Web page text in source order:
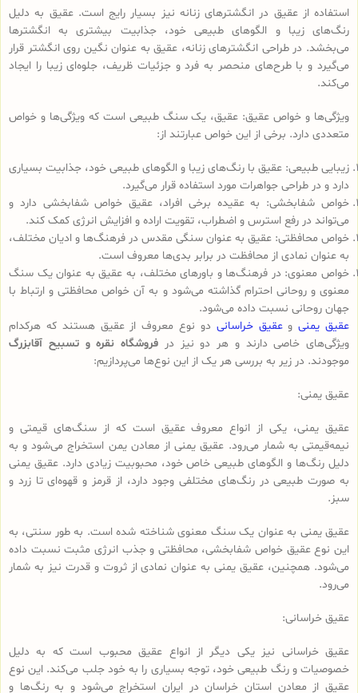
استفاده از عقیق در انگشترهای زنانه نیز بسیار رایج است. عقیق به دلیل
رنگ‌های زیبا و الگوهای طبیعی خود، جذابیت بیشتری به انگشترها
می‌بخشد. در طراحی انگشترهای زنانه، عقیق به عنوان نگین روی انگشتر قرار
می‌گیرد و با طرح‌های منحصر به فرد و جزئیات ظریف، جلوه‌ای زیبا را ایجاد
می‌کند.
ویژگی‌ها و خواص عقیق: عقیق، یک سنگ طبیعی است که ویژگی‌ها و خواص
متعددی دارد. برخی از این خواص عبارتند از:
زیبایی طبیعی: عقیق با رنگ‌های زیبا و الگوهای طبیعی خود، جذابیت بسیاری
دارد و در طراحی جواهرات مورد استفاده قرار می‌گیرد.
خواص شفابخشی: به عقیده برخی افراد، عقیق خواص شفابخشی دارد و
می‌تواند در رفع استرس و اضطراب، تقویت اراده و افزایش انرژی کمک کند.
خواص محافظتی: عقیق به عنوان سنگی مقدس در فرهنگ‌ها و ادیان مختلف،
به عنوان نمادی از محافظت در برابر بدی‌ها معروف است.
خواص معنوی: در فرهنگ‌ها و باورهای مختلف، به عقیق به عنوان یک سنگ
معنوی و روحانی احترام گذاشته می‌شود و به آن خواص محافظتی و ارتباط با
جهان روحانی نسبت داده می‌شود.
عقیق یمنیوعقیق خراسانی دو نوع معروف از عقیق هستند که هرکدام
ویژگی‌های خاصی دارند و هر دو نیز در فروشگاه نقره و تسبیح آقابزرگ
موجودند. در زیر به بررسی هر یک از این نوع‌ها می‌پردازیم:
عقیق یمنی:
عقیق یمنی، یکی از انواع معروف عقیق است که از سنگ‌های قیمتی و
نیمه‌قیمتی به شمار می‌رود. عقیق یمنی از معادن یمن استخراج می‌شود و به
دلیل رنگ‌ها و الگوهای طبیعی خاص خود، محبوبیت زیادی دارد. عقیق یمنی
به صورت طبیعی در رنگ‌های مختلفی وجود دارد، از قرمز و قهوه‌ای تا زرد و
سبز.
عقیق یمنی به عنوان یک سنگ معنوی شناخته شده است. به طور سنتی، به
این نوع عقیق خواص شفابخشی، محافظتی و جذب انرژی مثبت نسبت داده
می‌شود. همچنین، عقیق یمنی به عنوان نمادی از ثروت و قدرت نیز به شمار
می‌رود.
عقیق خراسانی:
عقیق خراسانی نیز یکی دیگر از انواع عقیق محبوب است که به دلیل
خصوصیات و رنگ طبیعی خود، توجه بسیاری را به خود جلب می‌کند. این نوع
عقیق از معادن استان خراسان در ایران استخراج می‌شود و به رنگ‌ها و